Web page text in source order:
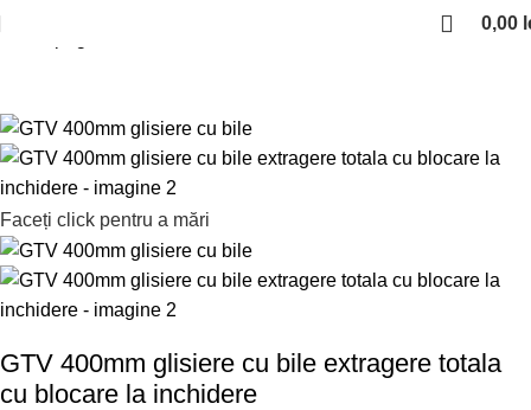
0,00
Faceți click pentru a mări
GTV 400mm glisiere cu bile extragere totala
cu blocare la inchidere